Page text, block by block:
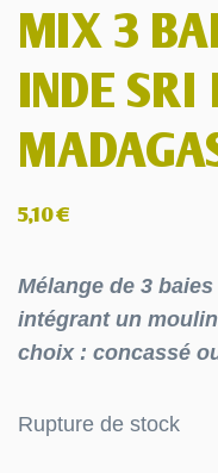
MIX 3
INDE
5,10€
Mélange de 3
intégrant un
choix : concassé
Rupture de stock